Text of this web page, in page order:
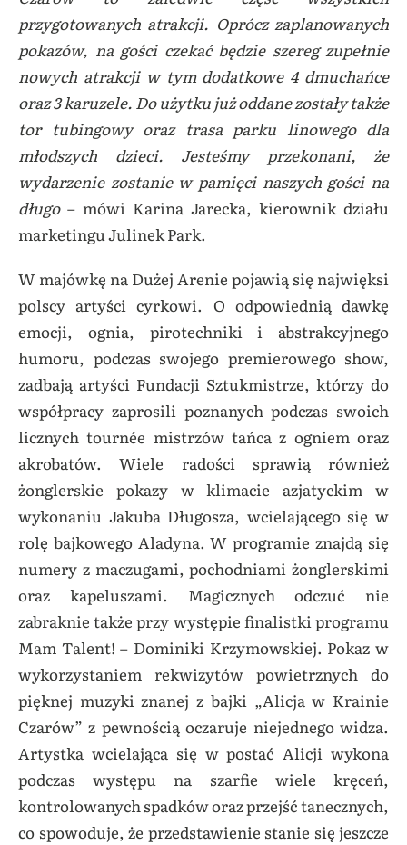
przygotowanych atrakcji. Oprócz zaplanowanych
pokazów, na gości czekać będzie szereg zupełnie
nowych atrakcji w tym dodatkowe 4 dmuchańce
oraz 3 karuzele. Do użytku już oddane zostały także
tor tubingowy oraz trasa parku linowego dla
młodszych dzieci. Jesteśmy przekonani, że
wydarzenie zostanie w pamięci naszych gości na
długo – mówi Karina Jarecka, kierownik działu
marketingu Julinek Park.
W majówkę na Dużej Arenie pojawią się najwięksi
polscy artyści cyrkowi. O odpowiednią dawkę
emocji, ognia, pirotechniki i abstrakcyjnego
humoru, podczas swojego premierowego show,
zadbają artyści Fundacji Sztukmistrze, którzy do
współpracy zaprosili poznanych podczas swoich
licznych tournée mistrzów tańca z ogniem oraz
akrobatów. Wiele radości sprawią również
żonglerskie pokazy w klimacie azjatyckim w
wykonaniu Jakuba Długosza, wcielającego się w
rolę bajkowego Aladyna. W programie znajdą się
numery z maczugami, pochodniami żonglerskimi
oraz kapeluszami. Magicznych odczuć nie
zabraknie także przy występie finalistki programu
Mam Talent! – Dominiki Krzymowskiej. Pokaz w
wykorzystaniem rekwizytów powietrznych do
pięknej muzyki znanej z bajki „Alicja w Krainie
Czarów” z pewnością oczaruje niejednego widza.
Artystka wcielająca się w postać Alicji wykona
podczas występu na szarfie wiele kręceń,
kontrolowanych spadków oraz przejść tanecznych,
co spowoduje, że przedstawienie stanie się jeszcze